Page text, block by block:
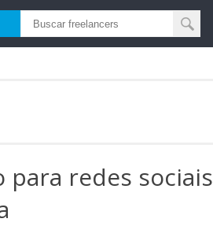
para redes sociais